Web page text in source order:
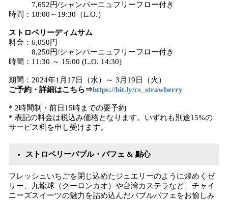
7,652円/シャンパーニュフリーフロー付き
時間：18:00～19:30（L.O.）
ストロベリーディムサム
料金：6,050円
8,250円/シャンパーニュフリーフロー付き
時間：11:30 ～ 15:00 (L.O. 14:30)
期間：2024年1月17日（水）～ 3月19日（火）
ご予約・詳細はこちら⇒https://bit.ly/cs_strawberry
* 2時間制・前日15時までの要予約
* 表記の料金は税込み価格となります。いずれも別途15%の
サービス料を申し受けます。
ストロベリーバブル・パフェ & 點心
フレッシュいちごを閉じ込めたジュエリーのように煌めくゼ
リー、九龍球（クーロンカオ）や台湾カステラなど、チャイ
ニーズスイーツの魅力を詰め込んだバブルパフェをお愉しみ